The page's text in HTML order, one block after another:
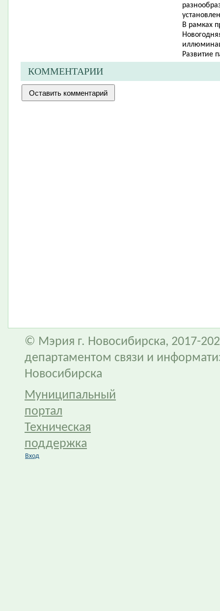
В рамках
Развитие
КОММЕНТАРИИ
© Мэрия г. Новосибирска, 2017-
департаментом связи и
Новосибирска
Муниципальный
портал
Техническая
поддержка
Вход